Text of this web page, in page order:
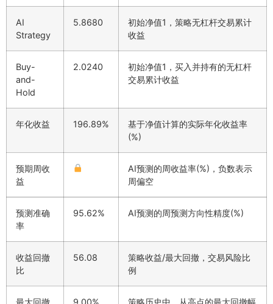
AI
Strategy
5.8680
初始净值1，策略无杠杆交易累计
收益
Buy-
and-
Hold
2.0240
初始净值1，买入并持有的无杠杆
交易累计收益
年化收益 196.89%
基于净值计算的实际年化收益率
(%)
预期周收
益
AI预测的周收益率(%)，负数表示
周偏空
预测准确
率
95.62% AI预测的周预测方向性精度(%)
收益回撤
比
56.08
策略收益/最大回撤，交易风险比
例
最大回撤 9.00% 策略历史中，从高点的最大回撤幅